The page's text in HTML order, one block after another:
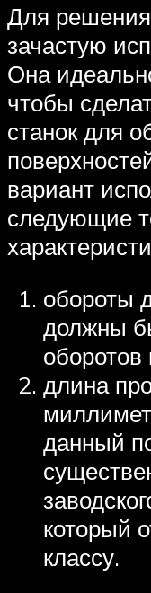
Для решения
зачастую
Она
чтобы
станок для
вариант
следующие
обороты
должны
оборотов
длина
данный
который
классу.